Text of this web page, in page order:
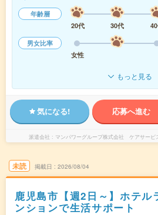
年齢層
20代
30代
男女比率
女性
もっと見る
気になる! 応募へ進む
派遣会社 マンパワーグループ株式会社 ケアサービ
未読 掲載日 2026/08/04
鹿児島市【週2日～】ホテル
ンションで生活サポート